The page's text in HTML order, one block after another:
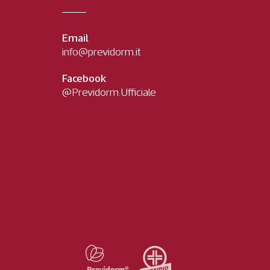
Email
info@previdorm.it
Facebook
@Previdorm.Ufficiale